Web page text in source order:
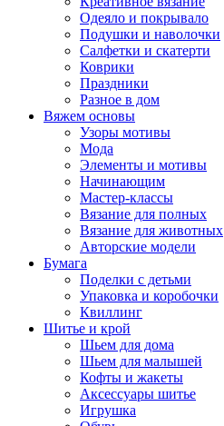
Одеяло и покрывало
Подушки и наволочки
Салфетки и скатерти
Коврики
Праздники
Разное в дом
Вяжем основы
Узоры мотивы
Мода
Элементы и мотивы
Начинающим
Мастер-классы
Вязание для полных
Вязание для животных
Авторские модели
Бумага
Поделки с детьми
Упаковка и коробочки
Квиллинг
Шитье и крой
Шьем для дома
Шьем для малышей
Кофты и жакеты
Аксессуары шитье
Игрушка